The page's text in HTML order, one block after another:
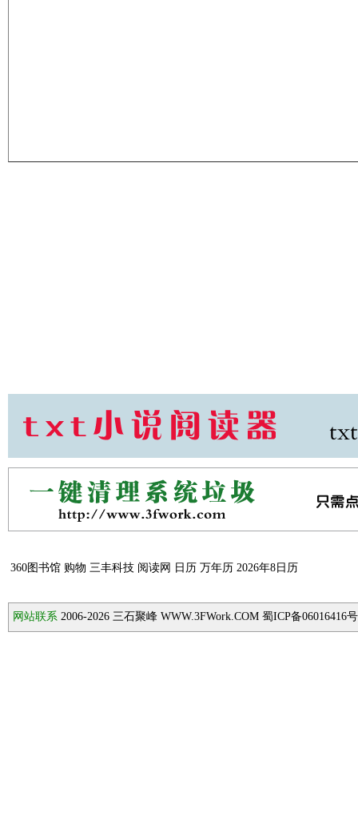
360图书馆 购物 三丰科技 阅读网 日历 万年历 2026年8日历
网站联系 2006-2026 三石聚峰 WWW.3FWork.COM 蜀ICP备06016416号